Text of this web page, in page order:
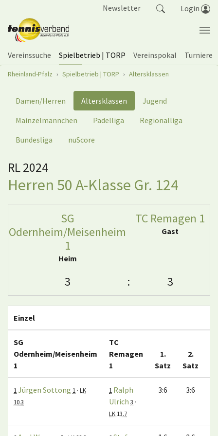
Newsletter Login
Vereinssuche Spielbetrieb | TORP Vereinspokal
Turniere
Sie sind hier:
Rheinland-Pfalz Spielbetrieb | TORP Altersklassen
Damen/Herren Altersklassen
Jugend
Mainzelmännchen
Padelliga
Regionalliga
Bundesliga
nuScore
RL 2024
Herren 50 A-Klasse Gr. 124
SG
Odernheim/Meisenheim
1
Heim
TC Remagen 1
Gast
3 : 3
Einzel
SG
Odernheim/Meisenheim
1
TC
Remagen
1
1.
Satz
2.
Satz
1 Jürgen Sottong 1 · LK
10.3
1 Ralph
Ulrich 3 ·
LK 13.7
3:6 3:6